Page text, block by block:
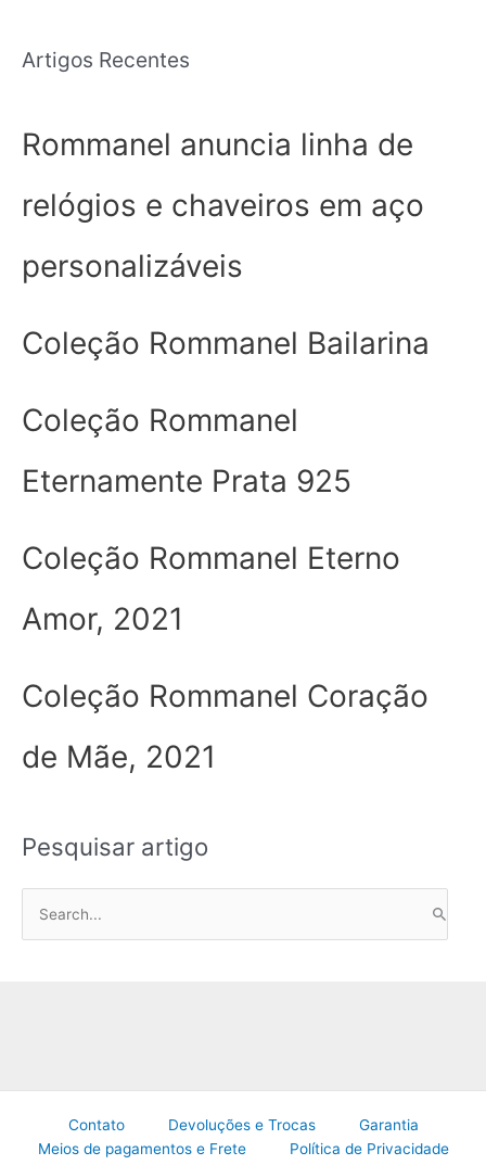
Artigos Recentes
Rommanel anuncia linha de
relógios e chaveiros em aço
personalizáveis
Coleção Rommanel Bailarina
Coleção Rommanel
Eternamente Prata 925
Coleção Rommanel Eterno
Amor, 2021
Coleção Rommanel Coração
de Mãe, 2021
Pesquisar artigo
Contato Devoluções e Trocas
Garantia
Meios de pagamentos e Frete
Política de Privacidade